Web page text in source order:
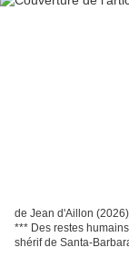
de Jean d'Aillon
*** Des restes
shérif de Santa-